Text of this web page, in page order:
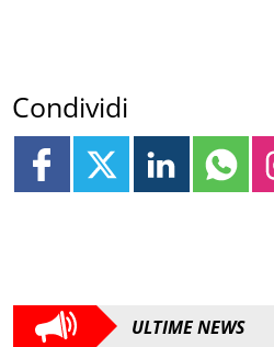
Condividi
ULTIME NEWS